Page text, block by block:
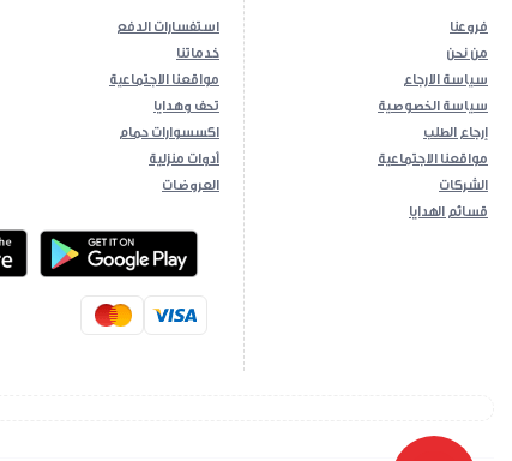
استفسارات الدفع
خدماتنا
مواقعنا الاجتماعية
تحف وهدايا
اكسسوارات حمام
أدوات منزلية
العروضات
ios App Android App
فروعنا
من نحن
سياسة الارجاع
سياسة الخصوصية
إرجاع الطلب
مواقعنا الاجتماعية
الشركات
قسائم الهدايا